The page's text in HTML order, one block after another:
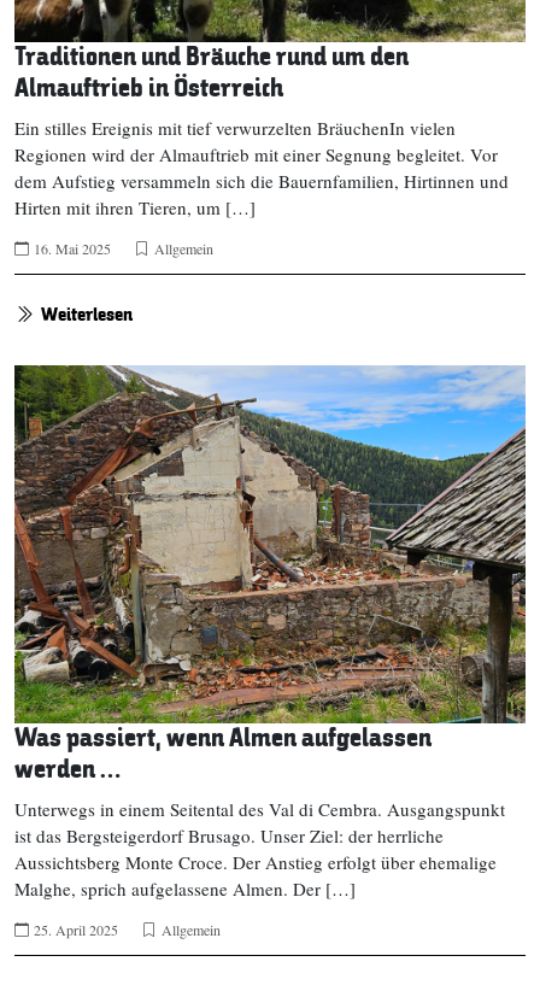
Traditionen und Bräuche rund um den
Almauftrieb in Österreich
Ein stilles Ereignis mit tief verwurzelten BräuchenIn vielen
Regionen wird der Almauftrieb mit einer Segnung begleitet. Vor
dem Aufstieg versammeln sich die Bauernfamilien, Hirtinnen und
Hirten mit ihren Tieren, um […]
16. Mai 2025 Allgemein
Weiterlesen
Was passiert, wenn Almen aufgelassen
werden …
Unterwegs in einem Seitental des Val di Cembra. Ausgangspunkt
ist das Bergsteigerdorf Brusago. Unser Ziel: der herrliche
Aussichtsberg Monte Croce. Der Anstieg erfolgt über ehemalige
Malghe, sprich aufgelassene Almen. Der […]
25. April 2025 Allgemein